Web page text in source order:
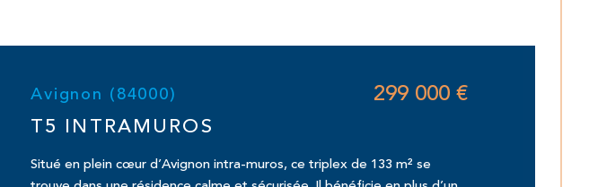
Avignon (84000)
T5 INTRAMUROS
299 000 €
Situé en plein cœur d’Avignon intra-muros, ce triplex de 133 m² se